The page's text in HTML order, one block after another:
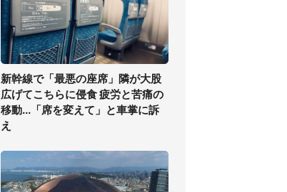
新幹線で「最悪の座席」隣が大股
広げてこちらに侵食 疲労と苦痛の
移動...「席を変えて」と車掌に訴
え